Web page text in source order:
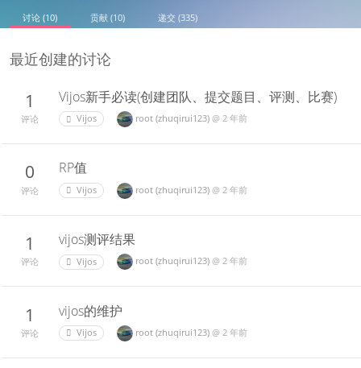
讨论 (10) 贡献 (10) 递交 (335)
最近创建的讨论
1
评论
Vijos新手必读(创建团队、提交题目、评测、比赛)
Vijos root (zhuqirui123) @ 2 年前
0
评论
RP值
Vijos root (zhuqirui123) @ 2 年前
1
评论
vijos测评结果
Vijos root (zhuqirui123) @ 2 年前
1
评论
vijos的维护
Vijos root (zhuqirui123) @ 2 年前